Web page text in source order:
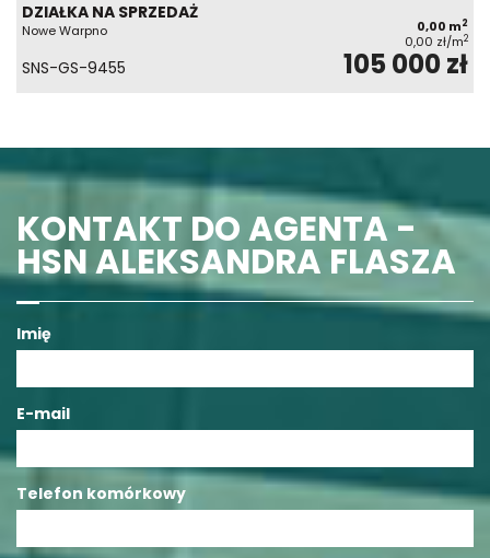
DZIAŁKA NA SPRZEDAŻ
Nowe Warpno 0,00 m2
0,00 zł/m2
SNS-GS-9455 105 000 zł
KONTAKT DO AGENTA -
HSN ALEKSANDRA FLASZA
Imię
E-mail
Telefon komórkowy